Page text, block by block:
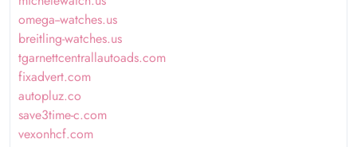
omega--watches.us
breitling-watches.us
tgarnettcentrallautoads.com
fixadvert.com
autopluz.co
save3time-c.com
vexonhcf.com